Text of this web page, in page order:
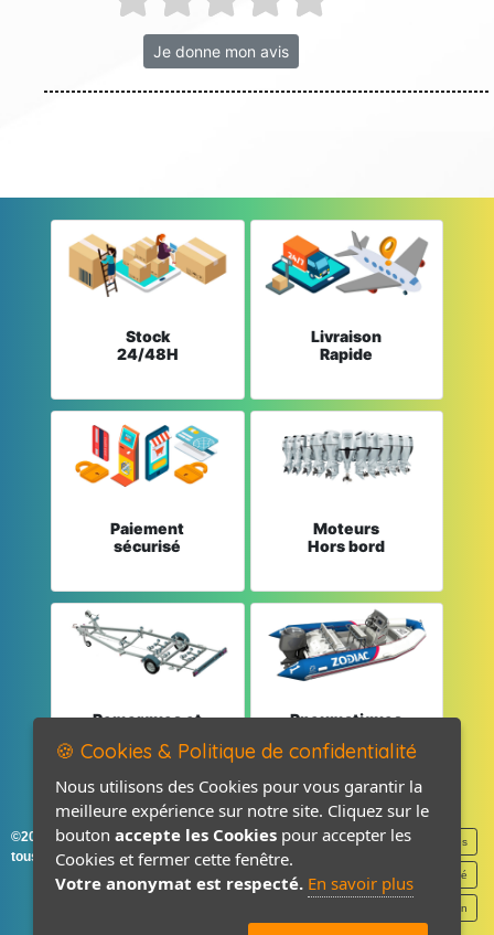
Je donne mon avis
Stock
24/48H
Livraison
Rapide
Paiement
sécurisé
Moteurs
Hors bord
Remorques et
Pneumatiques
©2026-2027 France Accastillage
tous droits réservés
Mentions légales
Politique de confidentialité
Contact / Plan
🍪 Cookies & Politique de confidentialité
Nous utilisons des Cookies pour vous garantir la
meilleure expérience sur notre site. Cliquez sur le
bouton accepte les Cookies pour accepter les
Cookies et fermer cette fenêtre.
Votre anonymat est respecté. En savoir plus